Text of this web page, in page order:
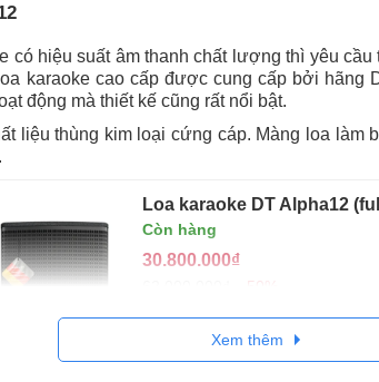
có hiệu suất âm thanh chất lượng thì yêu
karaoke cao cấp được cung cấp bởi hãng
động mà thiết kế cũng rất nổi bật.
liệu thùng kim loại cứng cáp. Màng loa làm
Loa karaoke DT Alpha12
Còn hàng
30.800.000₫
-50%
Đặc điểm nổi bật
Thương hiệu đến từ CHLB
Xem thêm